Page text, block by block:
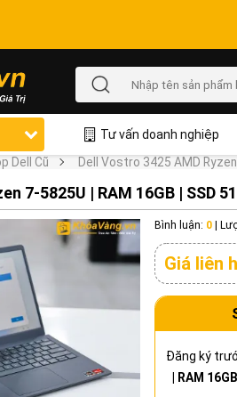
Tư vấn doanh nghiệp
Dell Cũ Dell Vostro 3425 AMD
7-5825U | RAM 16GB | SSD
Bình luận: 0|
Giá liên
Đăng ký
| RAM